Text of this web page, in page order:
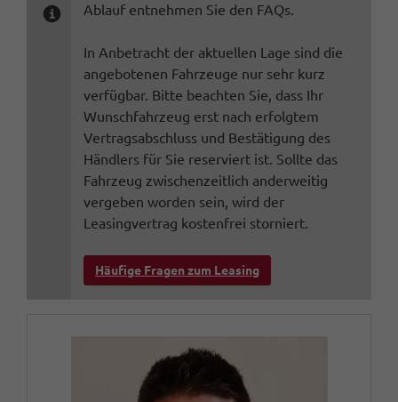
Ablauf entnehmen Sie den FAQs.
In Anbetracht der aktuellen Lage sind die
angebotenen Fahrzeuge nur sehr kurz
verfügbar. Bitte beachten Sie, dass Ihr
Wunschfahrzeug erst nach erfolgtem
Vertragsabschluss und Bestätigung des
Händlers für Sie reserviert ist. Sollte das
Fahrzeug zwischenzeitlich anderweitig
vergeben worden sein, wird der
Leasingvertrag kostenfrei storniert.
Häufige Fragen zum Leasing